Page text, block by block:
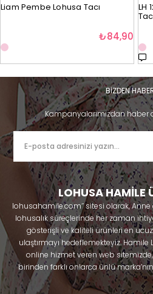
Liam Pembe Lohusa Tacı
₺84,90
LH
BİZDEN
Kampanyalarımızdan haber
LOHUSA HAMİLE
lohusahamile.com’’ sitesi olarak,
lohusalık süreçlerinde her zaman
gösterişli ve kaliteli ürünleri en
ulaştırmayı hedeflemekteyiz.
online hizmet veren web
birinden farklı onlarca ünlü
uzaklıkta olacaksınız. Hem hamilelik
kullanabileceğiniz ürünler ile